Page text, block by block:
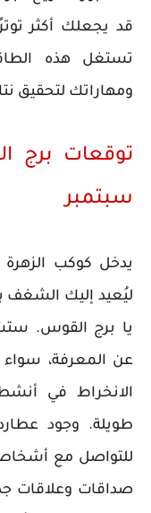
قد يجعلك أكثر
تستغل هذه
ومهاراتك لتحقيق
توقعات برج
سبتمبر
يدخل كوكب الزهرة
ليُعيد إليك الشغف
يا برج القوس.
عن المعرفة، سواء
الانخراط في
طويلة. وجود
للتواصل مع
صداقات وعلاقات